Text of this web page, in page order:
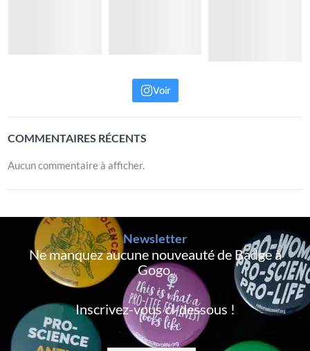
Voir
COMMENTAIRES RÉCENTS
Aucun commentaire à afficher.
Newsletter
Ne manquez aucune nouveauté de Badge à
Gogo,
Inscrivez-vous ci-dessous !